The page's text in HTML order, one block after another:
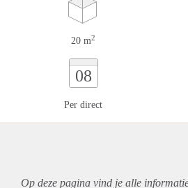
20 m2
08
Per direct
Op deze pagina vind je alle